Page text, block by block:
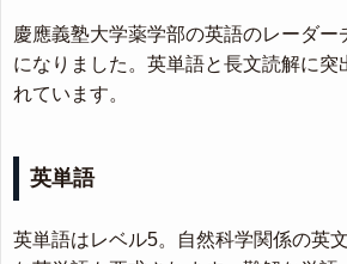
慶應義塾大学薬学部の英語のレーダー
になりました。英単語と長文読解に突
れています。
英単語
英単語はレベル5。自然科学関係の英